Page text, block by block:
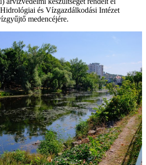
és Vízgazdálkodási Intézet
medencéjére.